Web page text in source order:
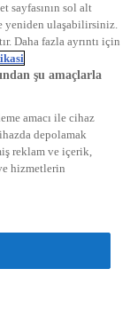
sayfasının sol alt
yeniden ulaşabilirsiniz.
Daha fazla ayrıntı için
şu amaçlarla
amacı ile cihaz
depolamak
reklam ve içerik,
hizmetlerin